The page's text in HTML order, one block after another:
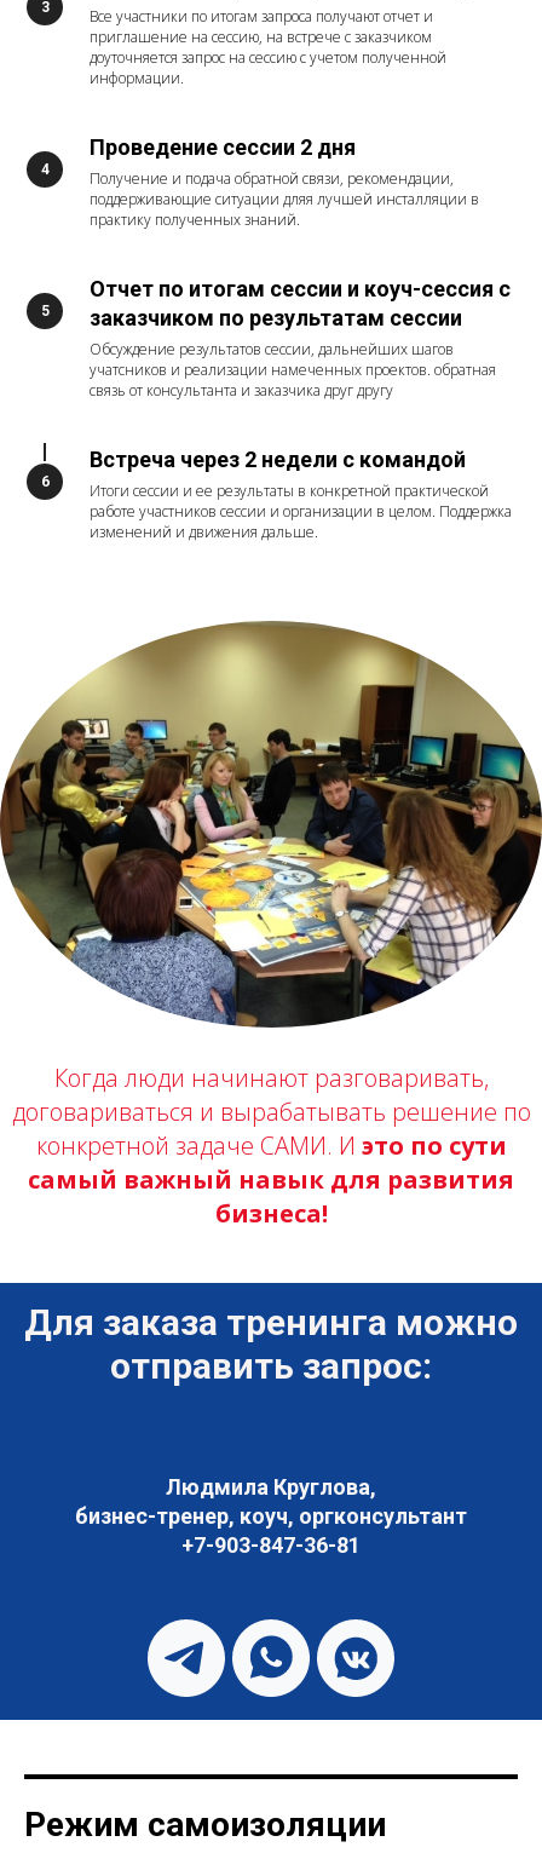
Все участники по итогам запроса получают отчет и
приглашение на сессию, на встрече с заказчиком
доуточняется запрос на сессию с учетом полученной
информации.
Проведение сессии 2 дня
Получение и подача обратной связи, рекомендации,
поддерживающие ситуации дляя лучшей инсталляции в
практику полученных знаний.
Отчет по итогам сессии и коуч-сессия с
заказчиком по результатам сессии
Обсуждение результатов сессии, дальнейших шагов
учатсников и реализации намеченных проектов. обратная
связь от консультанта и заказчика друг другу
Встреча через 2 недели с командой
Итоги сессии и ее результаты в конкретной практической
работе участников сессии и организации в целом. Поддержка
изменений и движения дальше.
Когда люди начинают разговаривать,
договариваться и вырабатывать решение по
конкретной задаче САМИ. И это по сути
самый важный навык для развития
бизнеса!
Для заказа тренинга можно
отправить запрос:
Людмила Круглова,
бизнес-тренер, коуч, оргконсультант
+7-903-847-36-81
Режим самоизоляции